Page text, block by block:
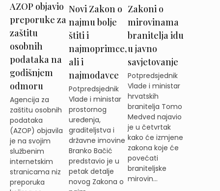
AZOP objavio
preporuke za
zaštitu
osobnih
podataka na
godišnjem
odmoru
Agencija za
zaštitu osobnih
podataka
(AZOP) objavila
je na svojim
službenim
internetskim
stranicama niz
preporuka
Novi Zakon o
najmu bolje
štiti i
najmoprimce,
ali i
najmodavce
Potpredsjednik
Vlade i ministar
prostornog
uređenja,
graditeljstva i
državne imovine
Branko Bačić
predstavio je u
petak detalje
novog Zakona o
Zakoni o
mirovinama
branitelja idu
u javno
savjetovanje
Potpredsjednik
Vlade i ministar
hrvatskih
branitelja Tomo
Medved najavio
je u četvrtak
kako će izmjene
zakona koje će
povećati
braniteljske
mirovin...